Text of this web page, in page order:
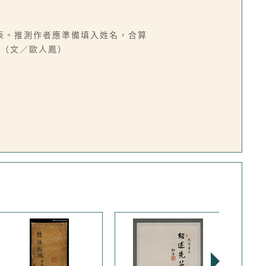
推測作者應準備填入姓名，合算
文／歐人鳳）